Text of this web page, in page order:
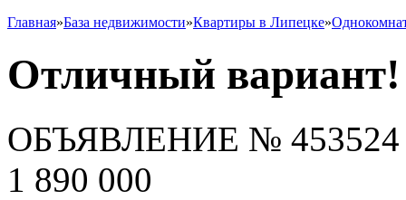
Главная»База недвижимости»Квартиры в Липецке»
Отличный вариант!
ОБЪЯВЛЕНИЕ № 453524
1 890 000